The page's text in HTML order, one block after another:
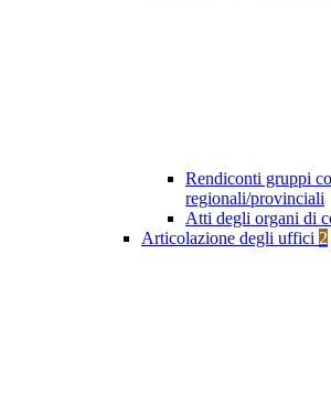
Rendiconti gruppi
regionali/provinciali
Atti degli organi di
Articolazione degli uffici 2